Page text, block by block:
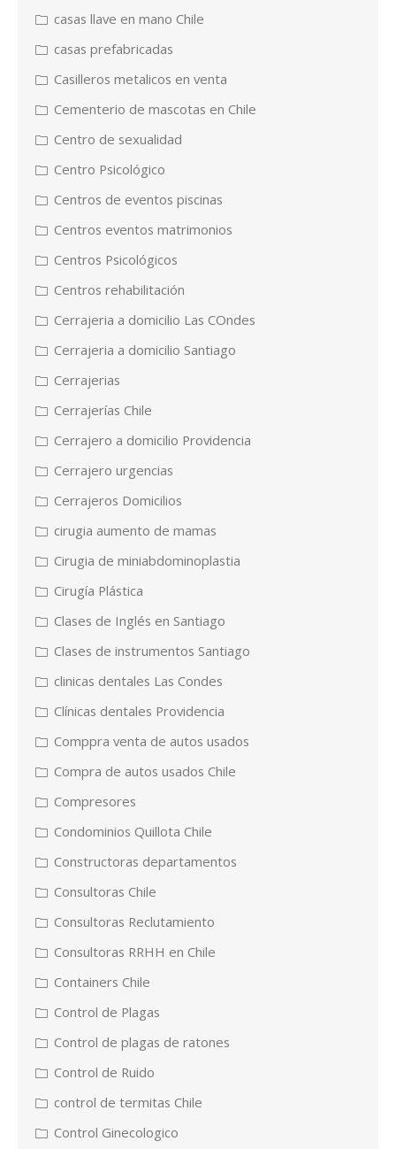
casas llave en mano Chile
casas prefabricadas
Casilleros metalicos en venta
Cementerio de mascotas en Chile
Centro de sexualidad
Centro Psicológico
Centros de eventos piscinas
Centros eventos matrimonios
Centros Psicológicos
Centros rehabilitación
Cerrajeria a domicilio Las COndes
Cerrajeria a domicilio Santiago
Cerrajerias
Cerrajerías Chile
Cerrajero a domicilio Providencia
Cerrajero urgencias
Cerrajeros Domicilios
cirugia aumento de mamas
Cirugia de miniabdominoplastia
Cirugía Plástica
Clases de Inglés en Santiago
Clases de instrumentos Santiago
clinicas dentales Las Condes
Clínicas dentales Providencia
Comppra venta de autos usados
Compra de autos usados Chile
Compresores
Condominios Quillota Chile
Constructoras departamentos
Consultoras Chile
Consultoras Reclutamiento
Consultoras RRHH en Chile
Containers Chile
Control de Plagas
Control de plagas de ratones
Control de Ruido
control de termitas Chile
Control Ginecologico